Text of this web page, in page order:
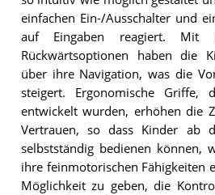
einfachen Ein-/Ausschalter und
auf Eingaben reagiert. Mit
Rückwärtsoptionen haben die
über ihre Navigation, was die
steigert. Ergonomische
entwickelt wurden, erhöhen die
Vertrauen, so dass Kinder ab
selbstständig bedienen können,
ihre feinmotorischen Fähigkeiten
Möglichkeit zu geben, die